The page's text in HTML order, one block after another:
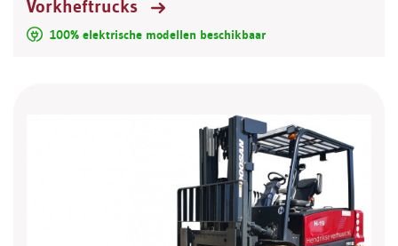
Vorkheftrucks
100% elektrische modellen beschikbaar